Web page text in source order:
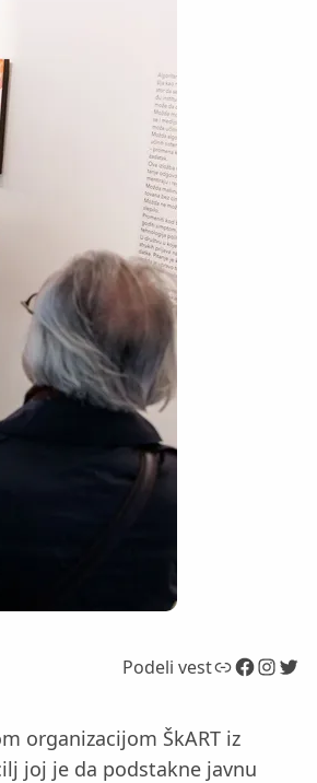
Podeli vestLink Facebook InstagramTwitter
organizacijom ŠkART iz
joj je da podstakne javnu